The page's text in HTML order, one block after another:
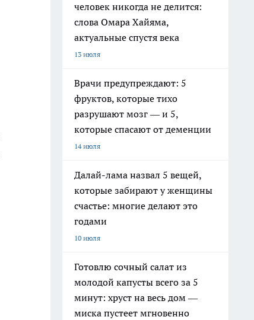
человек никогда не делится:
слова Омара Хайяма,
актуальные спустя века
13 июля
Врачи предупреждают: 5
фруктов, которые тихо
разрушают мозг — и 5,
которые спасают от деменции
14 июля
Далай-лама назвал 5 вещей,
которые забирают у женщины
счастье: многие делают это
годами
10 июля
Готовлю сочный салат из
молодой капусты всего за 5
минут: хруст на весь дом —
миска пустеет мгновенно